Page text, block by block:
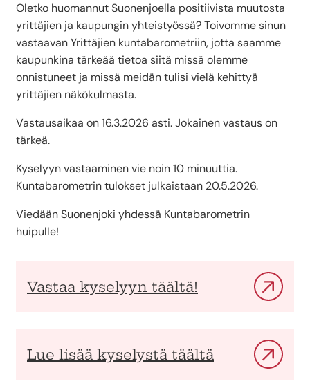
Oletko huomannut Suonenjoella positiivista muutosta
yrittäjien ja kaupungin yhteistyössä? Toivomme sinun
vastaavan Yrittäjien kuntabarometriin, jotta saamme
kaupunkina tärkeää tietoa siitä missä olemme
onnistuneet ja missä meidän tulisi vielä kehittyä
yrittäjien näkökulmasta.
Vastausaikaa on 16.3.2026 asti. Jokainen vastaus on
tärkeä.
Kyselyyn vastaaminen vie noin 10 minuuttia.
Kuntabarometrin tulokset julkaistaan 20.5.2026.
Viedään Suonenjoki yhdessä Kuntabarometrin
huipulle!
Vastaa kyselyyn täältä!
Lue lisää kyselystä täältä